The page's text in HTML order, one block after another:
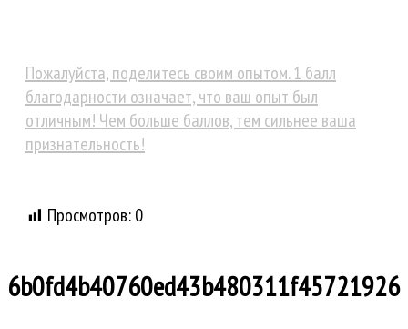
Пожалуйста, поделитесь своим опытом. 1 балл
благодарности означает, что ваш опыт был
отличным! Чем больше баллов, тем сильнее ваша
признательность!
Просмотров:0
6b0fd4b40760ed43b480311f45721926